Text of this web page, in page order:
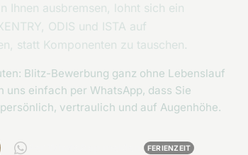
Ihnen ausbremsen, lohnt sich ein
ODIS und ISTA auf
statt Komponenten zu tauschen.
Blitz-Bewerbung ganz ohne Lebenslauf
uns einfach per WhatsApp, dass Sie
vertraulich und auf Augenhöhe.
Per WhatsApp melden FERIENZEIT